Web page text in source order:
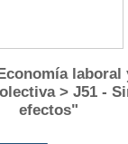
> J51 -
efectos"